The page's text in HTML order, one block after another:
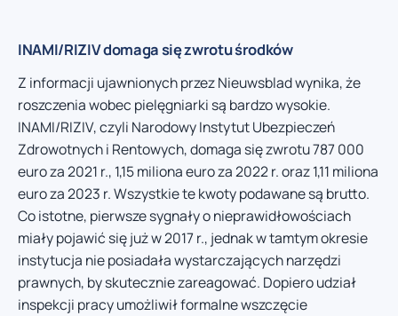
INAMI/RIZIV domaga się zwrotu środków
Z informacji ujawnionych przez Nieuwsblad wynika, że
roszczenia wobec pielęgniarki są bardzo wysokie.
INAMI/RIZIV, czyli Narodowy Instytut Ubezpieczeń
Zdrowotnych i Rentowych, domaga się zwrotu 787 000
euro za 2021 r., 1,15 miliona euro za 2022 r. oraz 1,11 miliona
euro za 2023 r. Wszystkie te kwoty podawane są brutto.
Co istotne, pierwsze sygnały o nieprawidłowościach
miały pojawić się już w 2017 r., jednak w tamtym okresie
instytucja nie posiadała wystarczających narzędzi
prawnych, by skutecznie zareagować. Dopiero udział
inspekcji pracy umożliwił formalne wszczęcie